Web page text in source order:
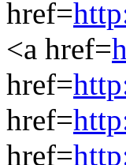
href=
<a href=
href=
href=
href=